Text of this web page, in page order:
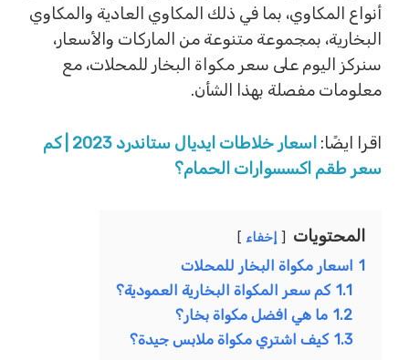
أنواع المكاوي، بما في ذلك المكاوي العادية والمكاوي
البخارية، بمجموعة متنوعة من الماركات والأسعار،
سنركز اليوم على سعر مكواة البخار للمحلات، مع
معلومات مفصلة بهذا الشأن.
اقرا ايضًا:
اسعار خلاطات ايديال ستاندرد 2023 | كم
سعر طقم اكسسوارات الحمام؟
المحتويات إخفاء
اسعار مكواة البخار للمحلات
كم سعر المكواة البخارية العمودية؟
1.2 ما هي افضل مكواة بخار؟
1.3 كيف اشتري مكواة ملابس جيدة؟